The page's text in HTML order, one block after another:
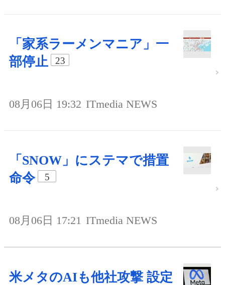
「家系ラーメンマニア」一
部停止
23
08月06日 19:32 ITmedia NEWS
「SNOW」にステマで措置
命令
5
08月06日 17:21 ITmedia NEWS
米メタのAIも他社攻撃 設定